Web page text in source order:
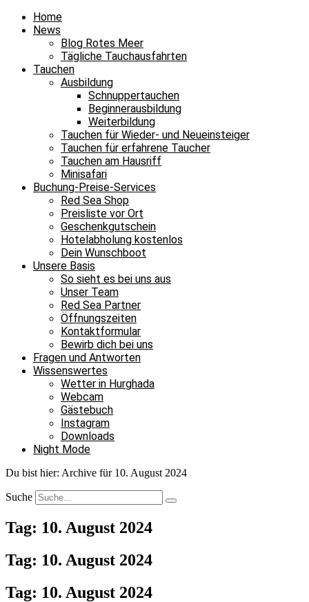
Home
News
Blog Rotes Meer
Tägliche Tauchausfahrten
Tauchen
Ausbildung
Schnuppertauchen
Beginnerausbildung
Weiterbildung
Tauchen für Wieder- und Neueinsteiger
Tauchen für erfahrene Taucher
Tauchen am Hausriff
Minisafari
Buchung-Preise-Services
Red Sea Shop
Preisliste vor Ort
Geschenkgutschein
Hotelabholung kostenlos
Dein Wunschboot
Unsere Basis
So sieht es bei uns aus
Unser Team
Red Sea Partner
Öffnungszeiten
Kontaktformular
Bewirb dich bei uns
Fragen und Antworten
Wissenswertes
Wetter in Hurghada
Webcam
Gästebuch
Instagram
Downloads
Night Mode
Du bist hier: Archive für 10. August 2024
Suche
Tag: 10. August 2024
Tag: 10. August 2024
Tag: 10. August 2024